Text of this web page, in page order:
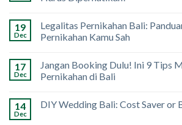
19
Dec
Legalitas Pernikahan Bali:
Pernikahan Kamu Sah
17
Dec
Jangan Booking Dulu! Ini 9 Tips
Pernikahan di Bali
14
Dec
DIY Wedding Bali: Cost Saver or